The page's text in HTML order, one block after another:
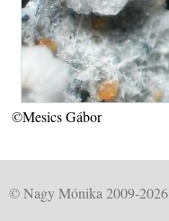
©Mesics Gábor
© Nagy Mónika 2009-2026